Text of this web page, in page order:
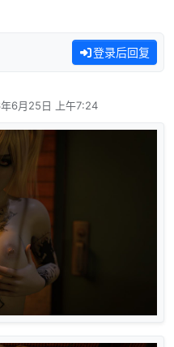
登录后回复
6月25日 上午7:24